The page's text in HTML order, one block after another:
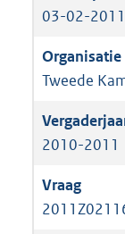
03-02-2011
Tweede
2010-2011